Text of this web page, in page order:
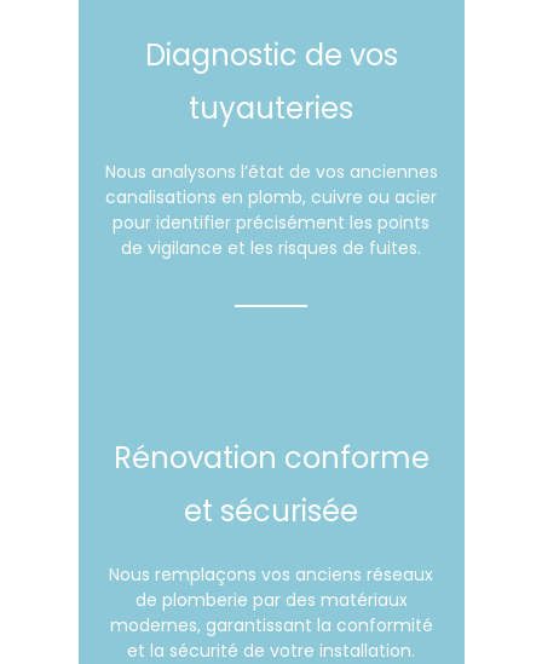
Diagnostic de vos
tuyauteries
Nous analysons l’état de vos anciennes
canalisations en plomb, cuivre ou acier
pour identifier précisément les points
de vigilance et les risques de fuites.
Rénovation conforme
et sécurisée
Nous remplaçons vos anciens réseaux
de plomberie par des matériaux
modernes, garantissant la conformité
et la sécurité de votre installation.